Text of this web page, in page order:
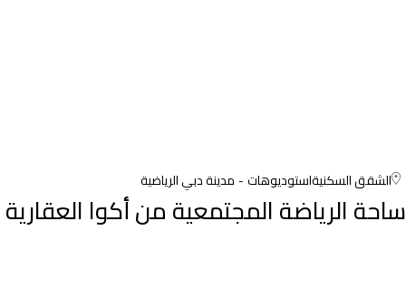
الشقق السكنيةاستوديوهات مدينة دبي الرياضية
ساحة الرياضة المجتمعية من أكوا العقارية